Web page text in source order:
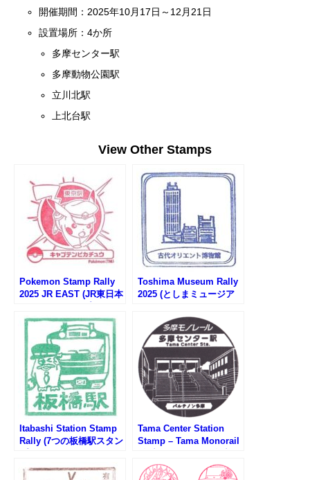
開催期間：2025年10月17日～12月21日
設置場所：4か所
多摩センター駅
多摩動物公園駅
立川北駅
上北台駅
View Other Stamps
Pokemon Stamp Rally
2025 JR EAST (JR東日本
2025)
Toshima Museum Rally
2025 (としまミュージア
Itabashi Station Stamp
Rally (7つの板橋駅スタン
Tama Center Station
Stamp – Tama Monorail
ンター駅のスタンプ)